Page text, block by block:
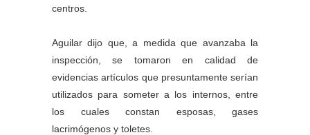
centros.
Aguilar dijo que, a medida que avanzaba la
inspección, se tomaron en calidad de
evidencias artículos que presuntamente serían
utilizados para someter a los internos, entre
los cuales constan esposas, gases
lacrimógenos y toletes.